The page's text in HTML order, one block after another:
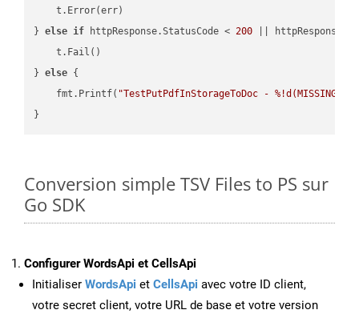
    t.Error(err)
} else if httpResponse.StatusCode < 200 ||
    t.Fail()
} else {
    fmt.Printf(
"TestPutPdfInStorageToDoc - %!d(MISSING)\n"
Conversion simple TSV Files to PS sur
Go SDK
Configurer WordsApi et CellsApi
Initialiser WordsApi et CellsApi avec votre ID client,
votre secret client, votre URL de base et votre version